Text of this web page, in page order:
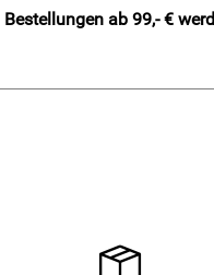
Bestellungen ab 99,- €